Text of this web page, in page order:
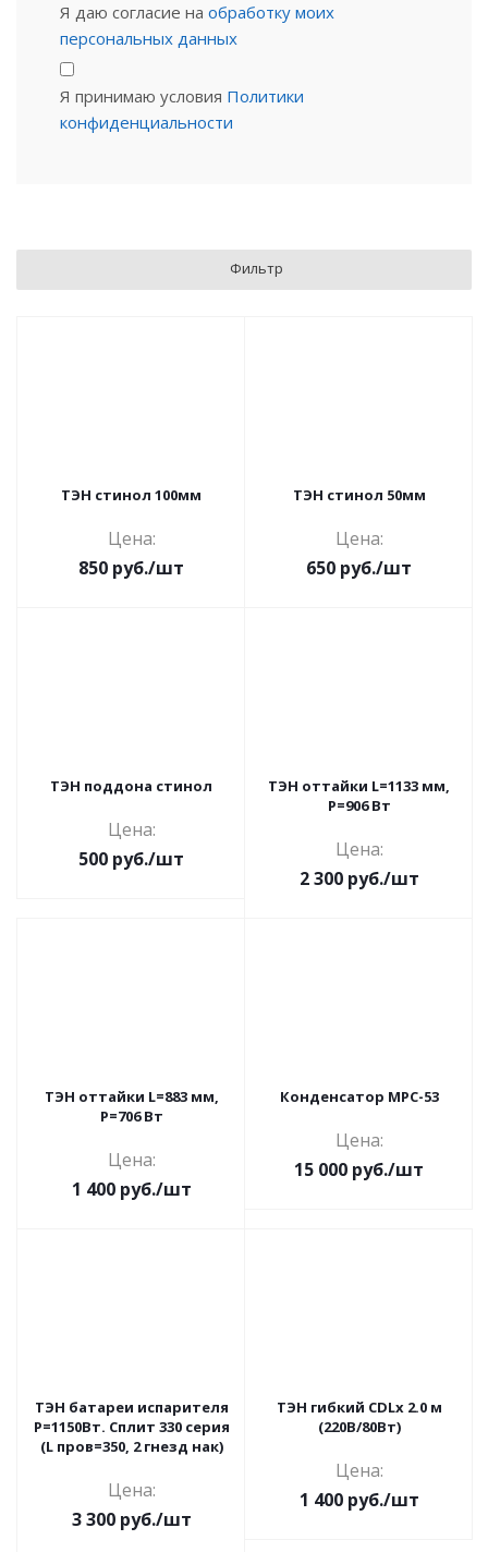
Я даю согласие на обработку моих
персональных данных
Я принимаю условия Политики
конфиденциальности
Фильтр
ТЭН стинол 100мм
Цена:
850 руб./шт
ТЭН стинол 50мм
Цена:
650 руб./шт
ТЭН поддона стинол
Цена:
500 руб./шт
ТЭН оттайки L=1133 мм,
P=906 Вт
Цена:
2 300руб./шт
ТЭН оттайки L=883 мм,
P=706 Вт
Цена:
1 400руб./шт
Конденсатор MPC-53
Цена:
15 000 руб./шт
ТЭН батареи испарителя
Р=1150Вт. Сплит 330 серия
(L пров=350, 2 гнезд нак)
Цена:
3 300руб./шт
ТЭН гибкий CDLx 2.0 м
(220В/80Вт)
Цена:
1 400руб./шт